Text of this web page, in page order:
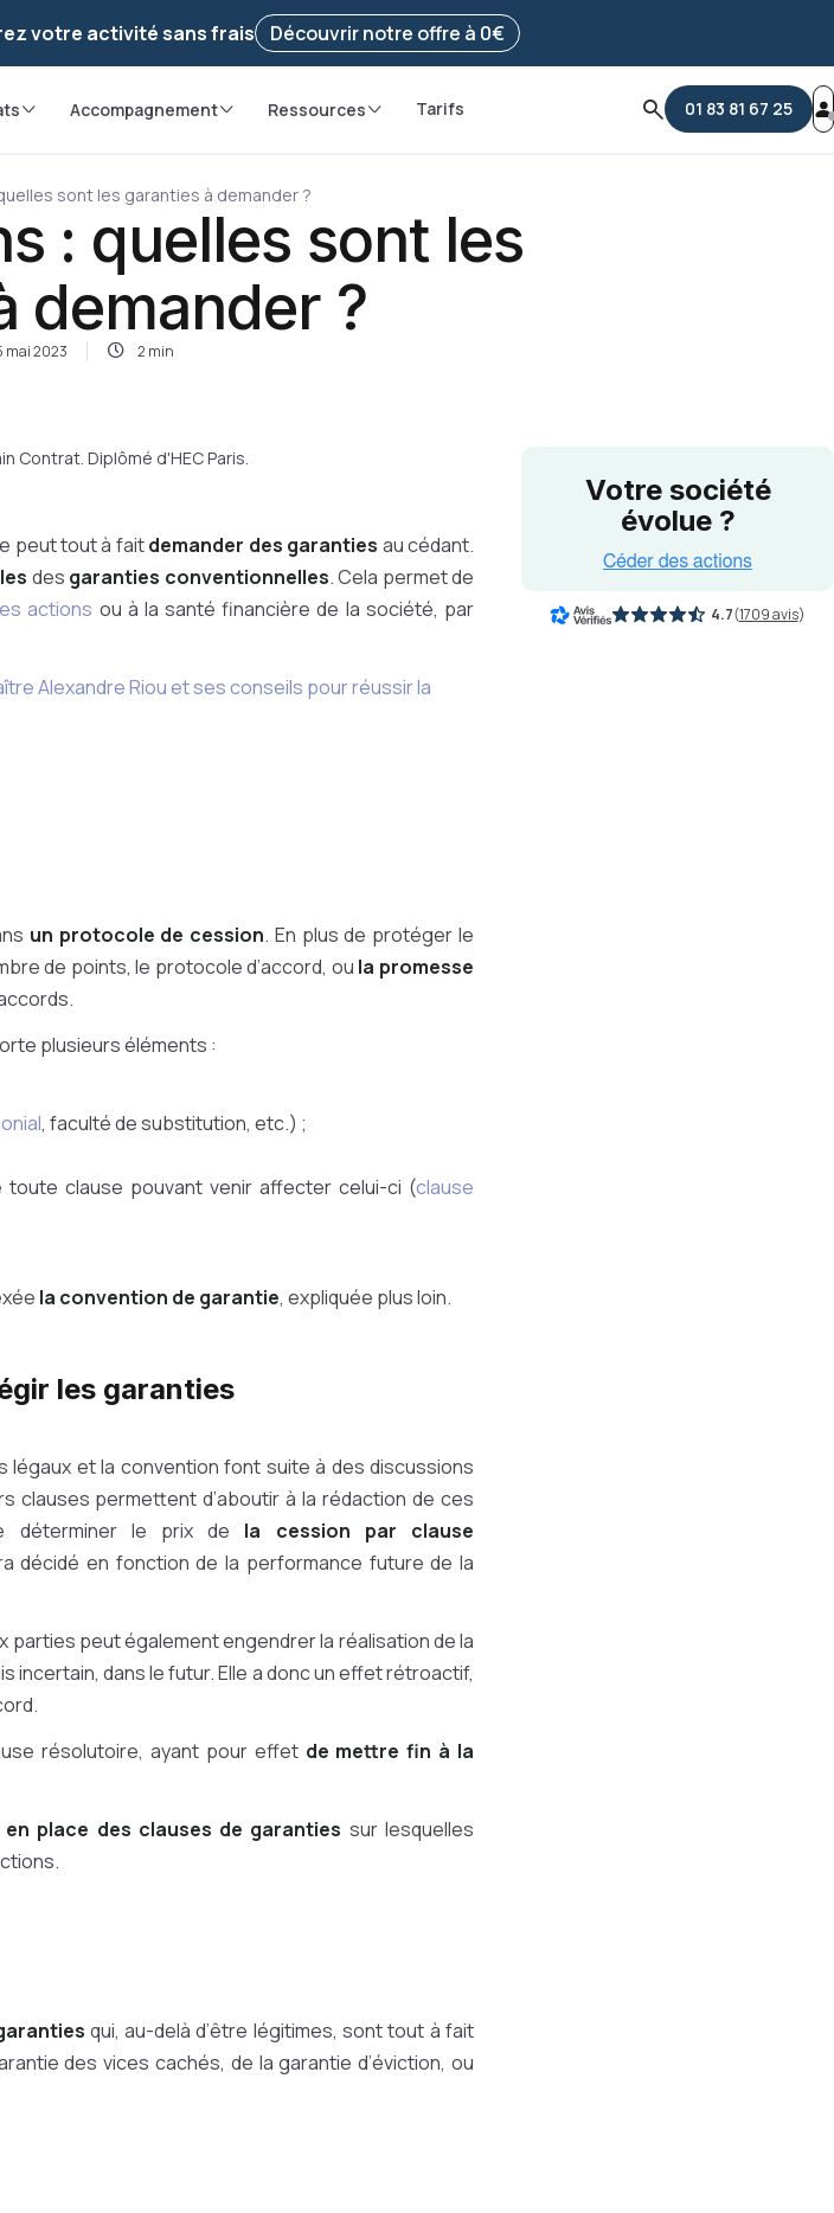
enregistrée 🚀 Reprendre ma démarche
votre activité sans frais Découvrir notre offre à 0€
Accompagnement Ressources Tarifs 01 83 81 67 25
sont les garanties à demander ?
: quelles sont les
demander ?
mai 2023 2 min
Contrat. Diplômé d'HEC Paris.
peut tout à faitdemander des garanties au cédant.
des garanties conventionnelles. Cela permet de
actions ou à la santé financière de la société, par
Alexandre Riou et ses conseils pour réussir la
un protocole de cession. En plus de protéger le
de points, le protocole d’accord, ou la promesse
plusieurs éléments :
, faculté de substitution, etc.) ;
clause pouvant venir affecter celui-ci (clause
la convention de garantie, expliquée plus loin.
les garanties
et la convention font suite à des discussions
clauses permettent d’aboutir à la rédaction de ces
déterminer le prix de la cession par clause
décidé en fonction de la performance future de la
parties peut également engendrer la réalisation de la
incertain, dans le futur. Elle a donc un effet rétroactif,
résolutoire, ayant pour effet de mettre fin à la
en place des clauses de garanties sur lesquelles
qui, au-delà d’être légitimes, sont tout à fait
des vices cachés, de la garantie d’éviction, ou
4.7(1709 avis)
Votre société
évolue ?